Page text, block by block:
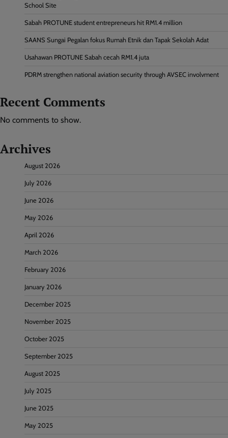
School Site
Sabah PROTUNE student entrepreneurs hit RM1.4 million
SAANS Sungai Pegalan fokus Rumah Etnik dan Tapak Sekolah Adat
Usahawan PROTUNE Sabah cecah RM1.4 juta
PDRM strengthen national aviation security through AVSEC involvment
Recent Comments
No comments to show.
Archives
August 2026
July 2026
June 2026
May 2026
April 2026
March 2026
February 2026
January 2026
December 2025
November 2025
October 2025
September 2025
August 2025
July 2025
June 2025
May 2025